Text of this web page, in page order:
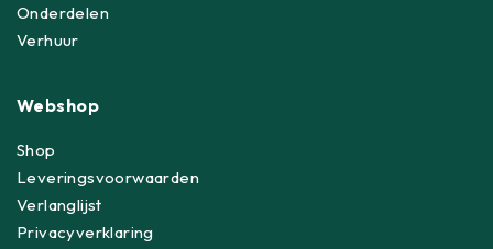
Onderdelen
Verhuur
Webshop
Shop
Leveringsvoorwaarden
Verlanglijst
Privacyverklaring